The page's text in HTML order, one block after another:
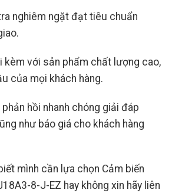
nghiêm ngặt đạt tiêu chuẩn
kèm với sản phẩm chất lượng cao,
của mọi khách hàng.
hồi nhanh chóng giải đáp
như báo giá cho khách hàng
mình cần lựa chọn Cảm biến
8-J-EZ hay không xin hãy liên